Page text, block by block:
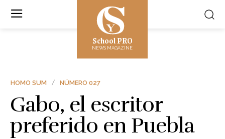
School PRO
NEWS MAGAZINE
HOMO SUM NÚMERO 027
Gabo, el escritor
preferido en Puebla